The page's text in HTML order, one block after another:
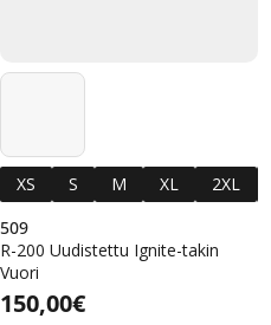
XS S M XL 2XL
509
R-200 Uudistettu Ignite-takin
Vuori
Normaalihinta
150,00€